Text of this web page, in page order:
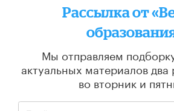
Рассылка от
Мы отправляем
актуальных материалов два
во вторник и